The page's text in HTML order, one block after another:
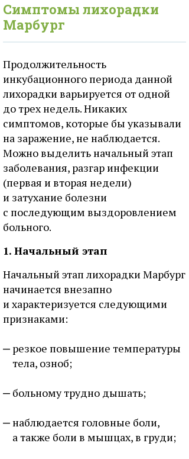
Симптомы лихорадки
Марбург
Продолжительность
инкубационного периода данной
лихорадки варьируется от одной
до трех недель. Никаких
симптомов, которые бы указывали
на заражение, не наблюдается.
Можно выделить начальный этап
заболевания, разгар инфекции
(первая и вторая недели)
и затухание болезни
с последующим выздоровлением
больного.
1. Начальный этап
Начальный этап лихорадки Марбург
начинается внезапно
и характеризуется следующими
признаками:
резкое повышение температуры
тела, озноб;
больному трудно дышать;
наблюдается головные боли,
а также боли в мышцах, в груди;